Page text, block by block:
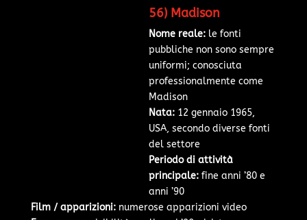
56) Madison
Nome reale:le fonti
pubbliche non sono sempre
uniformi; conosciuta
professionalmente come
Madison
Nata:12 gennaio 1965,
USA, secondo diverse fonti
del settore
Periodo di attività
principale:fine anni ’80 e
anni ’90
Film / apparizioni:numerose apparizioni video